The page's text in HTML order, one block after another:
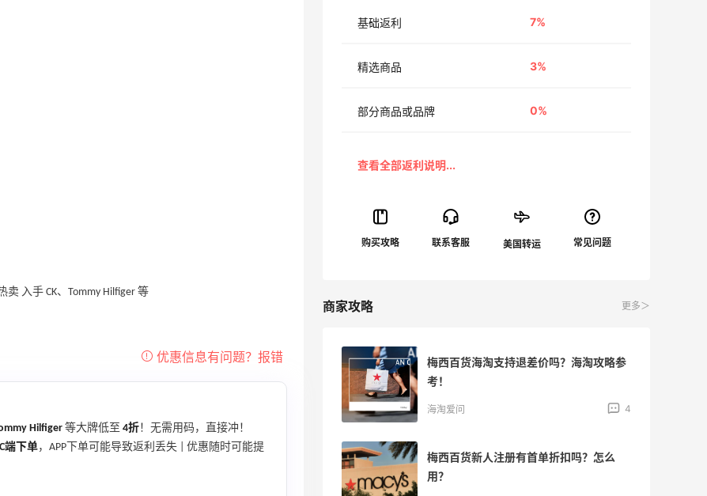
Hilfiger等大牌低至 4折！无需用码，直接冲！
端下单，APP下单可能导致返利丢失 | 优惠随时可能提
基础返利 7%
精选商品 3%
部分商品或品牌 0%
美国转运
商家攻略 更多＞
梅西百货海淘支持退差价吗？海淘攻略参
考！
梅西百货海淘支持退差价吗？海淘攻略参
考！
海淘爱问 4
梅西百货新人注册有首单折扣吗？怎么
用？